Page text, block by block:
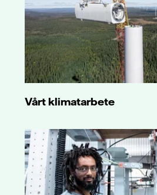
Vårt klimatarbete